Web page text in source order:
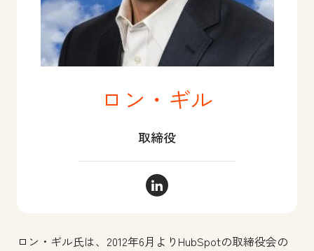
ロン・ギル
取締役
ロン・ギル LinkedIn
ロン・ギル氏は、2012年6月よりHubSpotの取締役会の